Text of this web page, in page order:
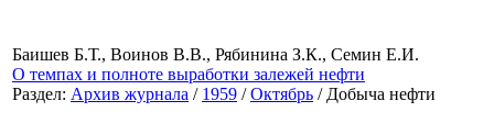
Баишев Б.Т., Воинов В.В., Рябинина З.К., Семин Е.И.
О темпах и полноте выработки залежей нефти
Раздел: Архив журнала / 1959 /Октябрь / Добыча нефти